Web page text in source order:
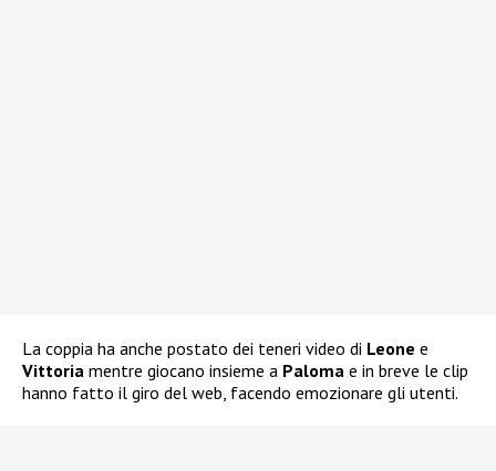
La coppia ha anche postato dei teneri video di Leone e
Vittoria mentre giocano insieme a Paloma e in breve le clip
hanno fatto il giro del web, facendo emozionare gli utenti.